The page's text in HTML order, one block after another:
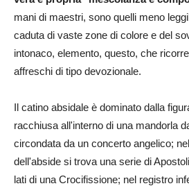
mani di maestri, sono quelli meno
caduta di vaste zone di colore e del
intonaco, elemento, questo, che
affreschi di tipo devozionale.
Il catino absidale è dominato dalla
racchiusa all'interno di una mandorla
circondata da un concerto angelico;
dell'abside si trova una serie di
lati di una Crocifissione; nel registro